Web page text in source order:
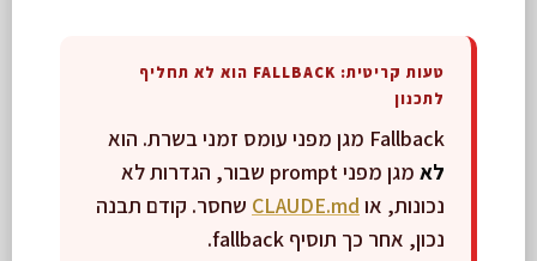
טעות קריטית: FALLBACK הוא לא תחליף
לתכנון
Fallback מגן מפני עומס זמני בשרת. הוא
לא
מגן מפני prompt שבור, הגדרות לא
נכונות, או CLAUDE.md שחסר. קודם תבנה
נכון, אחר כך תוסיף fallback.